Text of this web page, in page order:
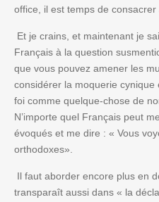
office, il est temps de consacrer
Et je crains, et maintenant je
Français à la question
que vous pouvez amener les
considérer la moquerie cynique
foi comme quelque-chose de
N’importe quel Français peut
évoqués et me dire : « Vous
orthodoxes».
Il faut aborder encore plus en
transparaît aussi dans « la